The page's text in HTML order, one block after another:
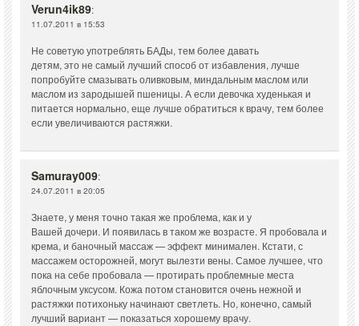
Verun4ik89:
11.07.2011 в 15:53
Не советую употреблять БАДы, тем более давать
детям, это не самый лучший способ от избавления, лучше
попробуйте смазывать оливковым, миндальным маслом или
маслом из зародышей пшеницы. А если девочка худенькая и
питается нормально, еще лучше обратиться к врачу, тем более
если увеличиваются растяжки.
Samuray009:
24.07.2011 в 20:05
Знаете, у меня точно такая же проблема, как и у
Вашей дочери. И появилась в таком же возрасте. Я пробовала и
крема, и баночный массаж — эффект минимален. Кстати, с
массажем осторожней, могут вылезти вены. Самое лучшее, что
пока на себе пробовала — протирать проблемные места
яблочным уксусом. Кожа потом становится очень нежной и
растяжки потихоньку начинают светлеть. Но, конечно, самый
лучший вариант — показаться хорошему врачу.